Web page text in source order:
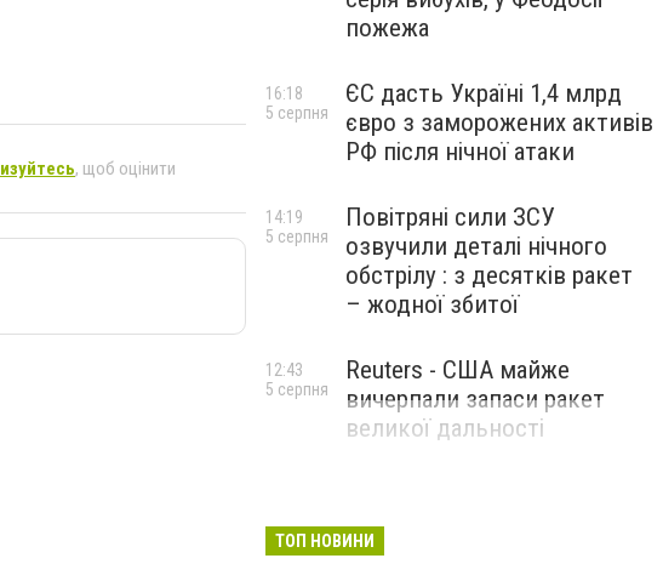
, щоб оцінити
пожежа
ЄС дасть Україні 1,4 млрд
євро з заморожених активів
РФ після нічної атаки
16:18
5 серпня
Повітряні сили ЗСУ
озвучили деталі нічного
обстрілу : з десятків ракет
– жодної збитої
14:19
5 серпня
Reuters - США майже
вичерпали запаси ракет
великої дальності
12:43
5 серпня
ТОП НОВИНИ